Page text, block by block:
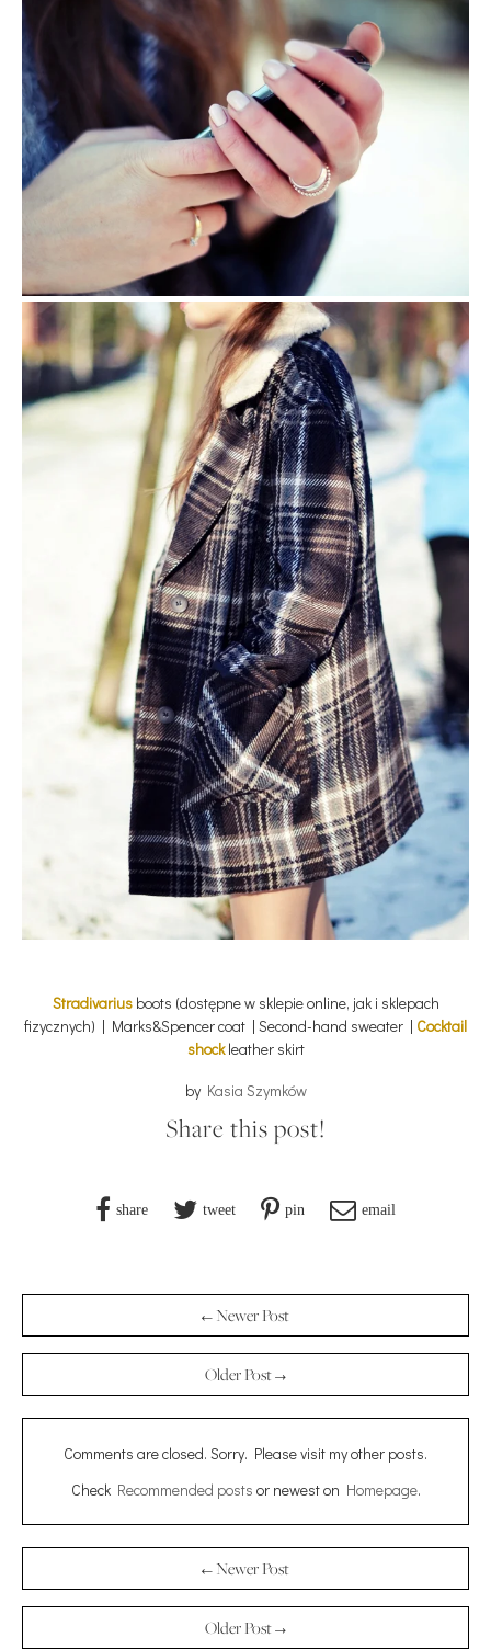
Stradivariusboots (dostępne w sklepie online, jak i sklepach
fizycznych) | Marks&Spencer coat | Second-hand sweater | Cocktail
shockleather skirt
by Kasia Szymków
Share this post!
share tweet pin email
← Newer Post
Older Post →
Comments are closed. Sorry. Please visit my other posts.
Check Recommended posts or newest on Homepage.
← Newer Post
Older Post →